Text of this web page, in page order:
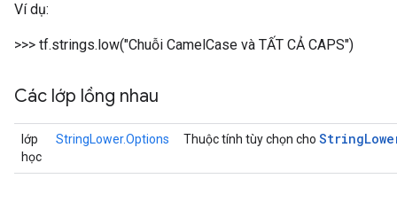
Ví dụ:
>>> tf.strings.low("Chuỗi CamelCase và TẤT CẢ CAPS")
Các lớp lồng nhau
lớp
học
StringLower.Options Thuộc tính tùy chọn cho String